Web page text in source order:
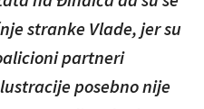
stranke Vlade, jer su
partneri
posebno nije